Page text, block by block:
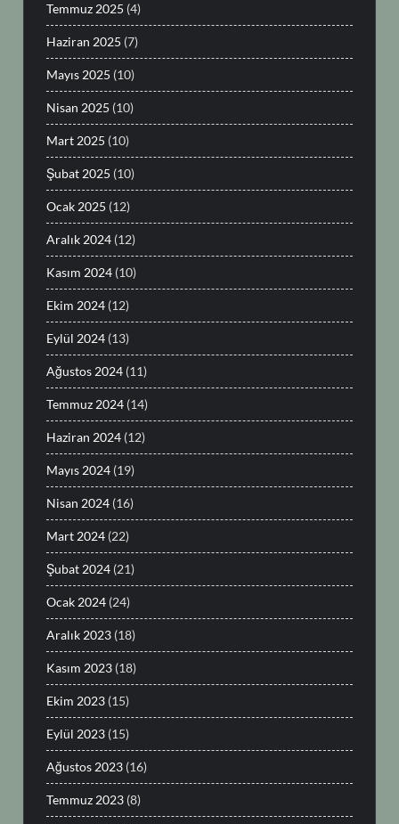
Temmuz 2025 (4)
Haziran 2025 (7)
Mayıs 2025 (10)
Nisan 2025 (10)
Mart 2025 (10)
Şubat 2025 (10)
Ocak 2025 (12)
Aralık 2024 (12)
Kasım 2024 (10)
Ekim 2024 (12)
Eylül 2024 (13)
Ağustos 2024 (11)
Temmuz 2024 (14)
Haziran 2024 (12)
Mayıs 2024 (19)
Nisan 2024 (16)
Mart 2024 (22)
Şubat 2024 (21)
Ocak 2024 (24)
Aralık 2023 (18)
Kasım 2023 (18)
Ekim 2023 (15)
Eylül 2023 (15)
Ağustos 2023 (16)
Temmuz 2023 (8)